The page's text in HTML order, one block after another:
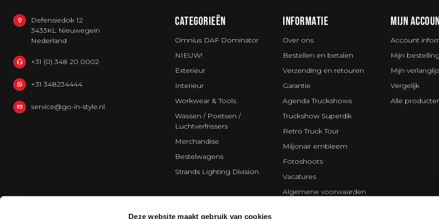
Deze website maakt gebruik van cookies
Defensiedok 12
3433KL Nieuwegein
Nederland
+31 (0) 348 20 0002
+31 348234444
service@go-in-style.nl
CATEGORIEËN
Omnius DAF Dominator
NIEUW!
Exterieur
Interieur
Workwear & Tools
Wassen / Poetsen /
Luchtverfrissers
Merchandise
Bestelwagens
Strands Lighting Division
INFORMATIE
Over ons
Bestellen en betalen
Verzending en retouren
Garantie
Agenda Truckshows
Truckshow Superdik
Retro Truck Tour
Miljonair embleem
Fotoshoots
Vacatures
Algemene voorwaarden
MIJN
Account
Mijn
Mijn
Vergelijk
Alle